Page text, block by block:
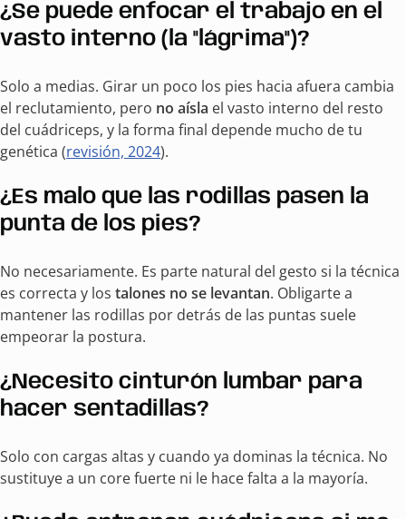
¿Se puede enfocar el trabajo en el
vasto interno (la "lágrima")?
Solo a medias. Girar un poco los pies hacia afuera cambia
el reclutamiento, pero no aísla el vasto interno del resto
del cuádriceps, y la forma final depende mucho de tu
genética (revisión, 2024).
¿Es malo que las rodillas pasen la
punta de los pies?
No necesariamente. Es parte natural del gesto si la técnica
es correcta y los talones no se levantan. Obligarte a
mantener las rodillas por detrás de las puntas suele
empeorar la postura.
¿Necesito cinturón lumbar para
hacer sentadillas?
Solo con cargas altas y cuando ya dominas la técnica. No
sustituye a un core fuerte ni le hace falta a la mayoría.